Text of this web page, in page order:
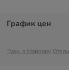
График цен
Туры в Майорку